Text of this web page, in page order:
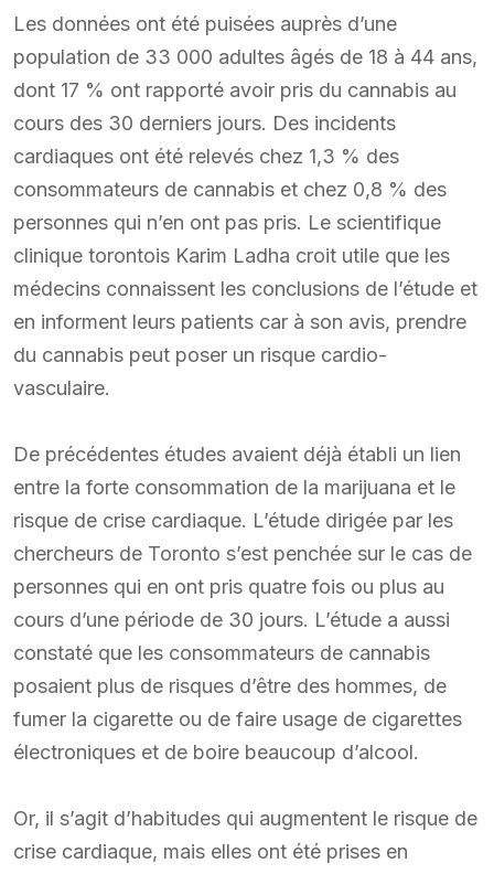
Les données ont été puisées auprès d’une
population de 33 000 adultes âgés de 18 à 44 ans,
dont 17 % ont rapporté avoir pris du cannabis au
cours des 30 derniers jours. Des incidents
cardiaques ont été relevés chez 1,3 % des
consommateurs de cannabis et chez 0,8 % des
personnes qui n’en ont pas pris. Le scientifique
clinique torontois Karim Ladha croit utile que les
médecins connaissent les conclusions de l’étude et
en informent leurs patients car à son avis, prendre
du cannabis peut poser un risque cardio-
vasculaire.
De précédentes études avaient déjà établi un lien
entre la forte consommation de la marijuana et le
risque de crise cardiaque. L’étude dirigée par les
chercheurs de Toronto s’est penchée sur le cas de
personnes qui en ont pris quatre fois ou plus au
cours d’une période de 30 jours. L’étude a aussi
constaté que les consommateurs de cannabis
posaient plus de risques d’être des hommes, de
fumer la cigarette ou de faire usage de cigarettes
électroniques et de boire beaucoup d’alcool.
Or, il s’agit d’habitudes qui augmentent le risque de
crise cardiaque, mais elles ont été prises en